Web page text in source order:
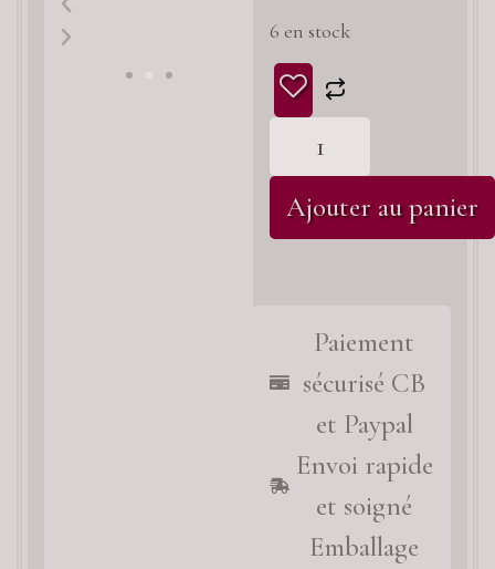
6 en stock
Ajouter au panier
Paiement
sécurisé CB
et Paypal
Envoi rapide
et soigné
Emballage